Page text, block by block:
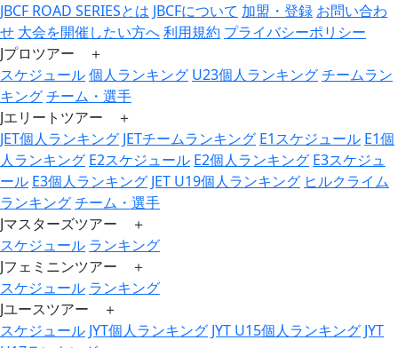
JBCF ROAD SERIESとは JBCFについて 加盟・登録 お問い合わ
せ 大会を開催したい方へ利用規約 プライバシーポリシー
Jプロツアー ＋
スケジュール個人ランキング U23個人ランキングチームラン
キングチーム・選手
Jエリートツアー ＋
JET個人ランキング JETチームランキング E1スケジュール E1個
人ランキング E2スケジュール E2個人ランキング E3スケジュ
ール E3個人ランキング JET U19個人ランキング ヒルクライム
ランキングチーム・選手
Jマスターズツアー ＋
スケジュール ランキング
Jフェミニンツアー ＋
スケジュール ランキング
Jユースツアー ＋
スケジュール JYT個人ランキング JYT U15個人ランキング JYT